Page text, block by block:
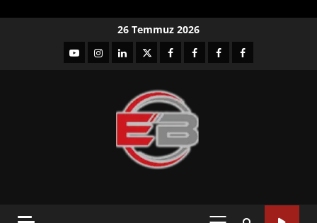
26 Temmuz 2026
YouTubeInstagram
LinkedIntwitterfacebook-Facebook-
Facebook-Facebook-